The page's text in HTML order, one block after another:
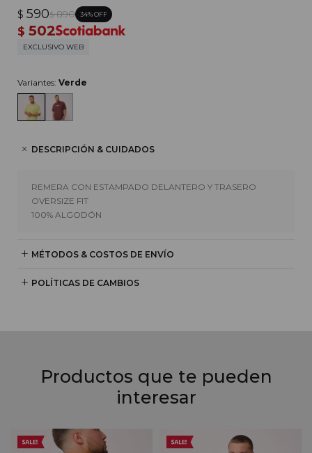
$ 590$ 890 34
$ 502
EXCLUSIVO WEB
Variantes: Verde
DESCRIPCIÓN & CUIDADOS
REMERA CON ESTAMPADO DELANTERO Y TRASERO
OVERSIZE FIT
100% ALGODÓN
MÉTODOS & COSTOS DE ENVÍO
POLÍTICAS DE CAMBIOS
Productos que te pueden
interesar